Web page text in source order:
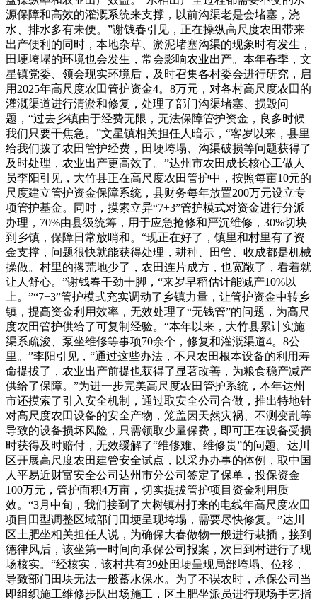
源保障和高效的灌溉系统来支撑，以前沟渠老是会堵塞，浇
水、排水多有未便。”谢钱春引见，正在操纵高尺度农田带来
出产便利的同时，本地杂草、淤泥堵塞沟渠的现象时有发生，
田埂垮塌的环境也会发生，常会影响农业出产。本年春季，文
星镇党委、领会现实环境后，及时召集各村委会进行研究，启
用2025年高尺度农田管护资金4。8万元，对各村高尺度农田的
灌溉渠道进行清淤和修复，处理了部门沟渠堵塞、损毁问
题，“过去乡镇由于经费无限，无法保障管护资金，良多时候
我们只要干焦急。”文星镇相关担任人暗示，“客岁以来，县里
给我们拨了农田管护经费，田埂垮塌、沟渠破损等问题获得了
及时处理，农业出产更高效了。”达州市农田成长核心工做人
员李阳引见，大竹县正在高尺度农田管护中，按照每亩10元的
尺度建立管护资金保障系统，县财务每年放置200万元设立专
项管护基金。同时，摸索立异“7+3”管护模式对资金进行分派
办理，70%由县级统筹，用于应急抢修和严沉维修，30%切块
到乡镇，保障日常放哨和。“现正在好了，镇里和村里有了资
金支撑，问题很快就能获得处理，耕种、田管、收成都是机械
操做。村里的撂荒地少了，农田连片成方，也宽敞了，看着就
让人舒心。”谢钱春干劲十脚，“来岁早稻估计能减产10%以
上。”“7+3”管护模式充实调动了乡镇力量，让管护资金中转乡
镇，提高资金利用效率，无效处理了“无钱管”的问题，为高尺
度农田管护供给了可复制经验。“本年以来，大竹县累计实施
渠系疏浚、泵坐维修等事项70余个，修复和灌溉渠道4。8公
里。”李阳引见，“通过这些办法，不只农田根本设备的利用寿
命提拔了，农业出产前提也获得了显著改善，为粮食稳产减产
供给了保障。”为进一步完美高尺度农田管护系统，本年达州
市还摸索了引入安全机制，通过取安全公司合做，推出特地针
对高尺度农田设备的安全产物，笼盖因天然灾祸、不测变乱等
导致的设备损坏风险，只需领取少量保费，即可正在设备受损
时获得及时赔付，无效缓解了“维修难、维修贵”的问题。达川
区开展高尺度农田建管安全试点，以采办办事的体例，取中国
人平易近财富安全公司达州市分公司签定了保单，投保资金
100万元，管护面积4万亩，切实提拔管护项目资金利用质
效。“3月中旬，我们接到了大树镇村打来的电线年高尺度农田
项目田型调整区域部门田埂呈现垮塌，需要尽快修复。”达川
区土肥坐相关担任人说，为确保大春做物一般进行栽插，接到
德律风后，该坐第一时间向承保公司报案，次日到村进行了现
场核实。“经核实，该村共有39处田埂呈现局部垮塌、位移，
导致部门田块无法一般蓄水保水。为了不误农时，承保公司当
即组织施工维修步队出场施工，区土肥坐派员进行现场手艺指